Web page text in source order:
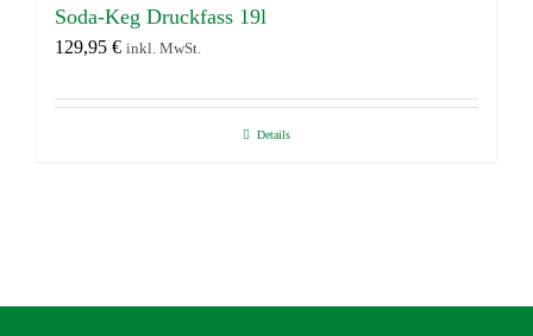
Soda-Keg Druckfass 19l
129,95 € inkl. MwSt.
Details